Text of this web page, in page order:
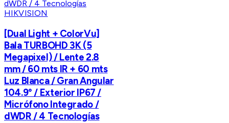
HIKVISION
[Dual Light + ColorVu]
Bala TURBOHD 3K (5
Megapixel) / Lente 2.8
mm / 60 mts IR + 60 mts
Luz Blanca / Gran Angular
104.9° / Exterior IP67 /
Micrófono Integrado /
dWDR / 4 Tecnologías